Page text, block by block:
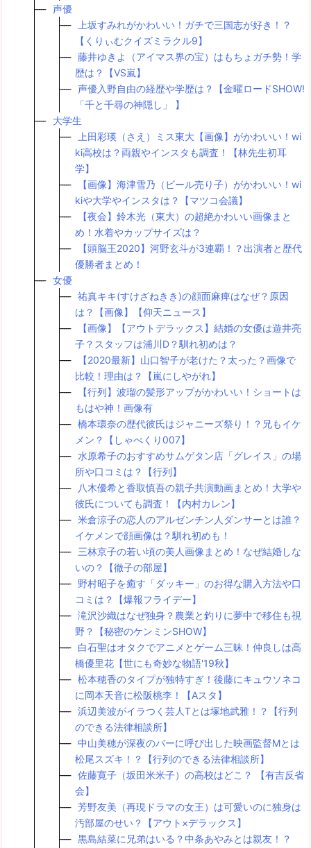
声優
上坂すみれがかわいい！ガチで三国志が好き！？
【くりぃむクイズミラクル9】
藤井ゆきよ（アイマス界の宝）はもちょガチ勢！学
歴は？【VS嵐】
声優入野自由の経歴や学歴は？【金曜ロードSHOW!
「千と千尋の神隠し」 】
大学生
上田彩瑛（さえ）ミス東大【画像】がかわいい！wi
ki高校は？両親やインスタも調査！【林先生初耳
学】
【画像】海津雪乃（ビール売り子）がかわいい！wi
kiや大学やインスタは？【マツコ会議】
【夜会】鈴木光（東大）の超絶かわいい画像まと
め！水着やカップサイズは？
【頭脳王2020】河野玄斗が3連覇！？出演者と歴代
優勝者まとめ！
女優
祐真キキ(すけざねきき)の顔面麻痺はなぜ？原因
は？【画像】【仰天ニュース】
【画像】【アウトデラックス】結婚の女優は遊井亮
子？スタッフは浦川D？馴れ初めは？
【2020最新】山口智子が老けた？太った？画像で
比較！理由は？【嵐にしやがれ】
【行列】波瑠の髪形アップがかわいい！ショートは
もはや神！画像有
橋本環奈の歴代彼氏はジャニーズ祭り！？兄もイケ
メン？【しゃべくり007】
水原希子のおすすめサムゲタン店「グレイス」の場
所や口コミは？【行列】
八木優希と香取慎吾の親子共演動画まとめ！大学や
彼氏についても調査！【内村カレン】
米倉涼子の恋人のアルゼンチン人ダンサーとは誰？
イケメンで顔画像は？馴れ初めも！
三林京子の若い頃の美人画像まとめ！なぜ結婚しな
いの？【徹子の部屋】
野村昭子を癒す「ダッキー」のお得な購入方法や口
コミは？【爆報フライデー】
滝沢沙織はなぜ独身？農業と釣りに夢中で移住も視
野？【秘密のケンミンSHOW】
白石聖はオタクでアニメとゲーム三昧！仲良しは高
橋優里花【世にも奇妙な物語'19秋】
松本穂香のタイプが独特すぎ！後藤にキュウソネコ
に岡本天音に松阪桃李！【Aスタ】
浜辺美波がイラつく芸人Tとは塚地武雅！？【行列
のできる法律相談所】
中山美穂が深夜のバーに呼び出した映画監督Mとは
松尾スズキ！？【行列のできる法律相談所】
佐藤寛子（坂田米米子）の高校はどこ？ 【有吉反省
会】
芳野友美（再現ドラマの女王）は可愛いのに独身は
汚部屋のせい？【アウト×デラックス】
黒島結菜に兄弟はいる？中条あやみとは親友！？